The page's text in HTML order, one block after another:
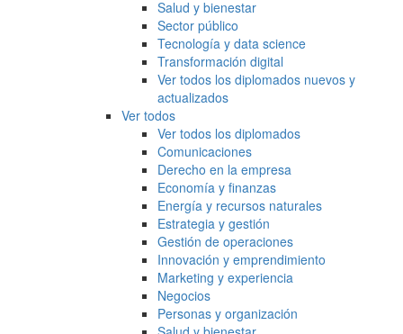
Salud y bienestar
Sector público
Tecnología y data science
Transformación digital
Ver todos los diplomados nuevos y
actualizados
Ver todos
Ver todos los diplomados
Comunicaciones
Derecho en la empresa
Economía y finanzas
Energía y recursos naturales
Estrategia y gestión
Gestión de operaciones
Innovación y emprendimiento
Marketing y experiencia
Negocios
Personas y organización